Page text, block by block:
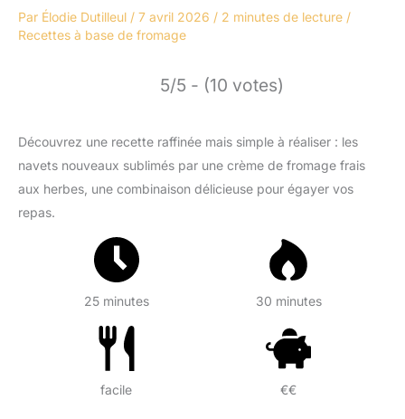
Par Élodie Dutilleul / 7 avril 2026 / 2 minutes de lecture /
Recettes à base de fromage
5/5 - (10 votes)
Découvrez une recette raffinée mais simple à réaliser : les
navets nouveaux sublimés par une crème de fromage frais
aux herbes, une combinaison délicieuse pour égayer vos
repas.
25 minutes 30 minutes
facile €€